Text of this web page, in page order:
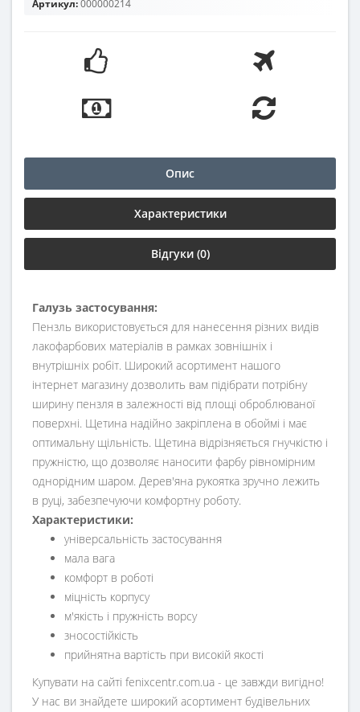
Артикул:000000214
Опис
Характеристики
Відгуки (0)
Галузь застосування:
Пензль використовується для нанесення різних видів
лакофарбових матеріалів в рамках зовнішніх і
внутрішніх робіт. Широкий асортимент нашого
інтернет магазину дозволить вам підібрати потрібну
ширину пензля в залежності від площі оброблюваної
поверхні. Щетина надійно закріплена в обоймі і має
оптимальну щільність. Щетина відрізняється гнучкістю і
пружністю, що дозволяє наносити фарбу рівномірним
однорідним шаром. Дерев'яна рукоятка зручно лежить
в руці, забезпечуючи комфортну роботу.
Характеристики:
універсальність застосування
мала вага
комфорт в роботі
міцність корпусу
м'якість і пружність ворсу
зносостійкість
прийнятна вартість при високій якості
Купувати на сайті fenixcentr.com.ua - це завжди вигідно!
У нас ви знайдете широкий асортимент будівельних